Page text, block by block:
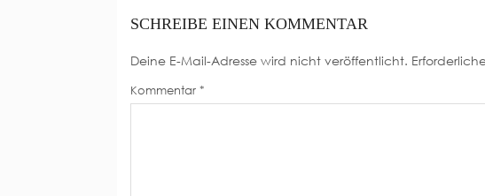
SCHREIBE EINEN KOMMENTAR
Deine E-Mail-Adresse wird nicht veröffentlicht.
Kommentar *